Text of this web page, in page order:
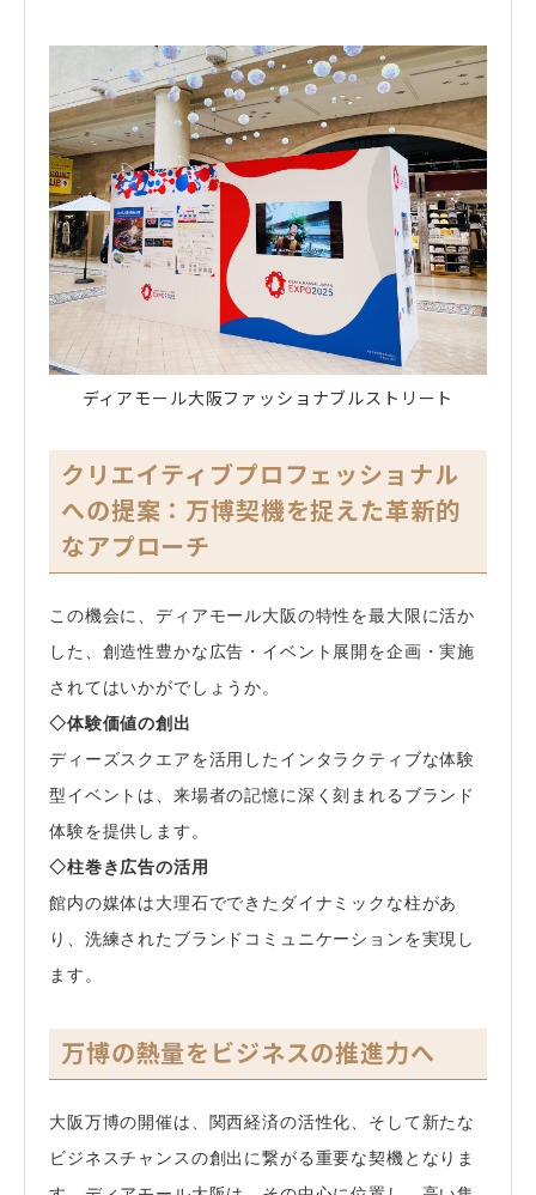
ディアモール大阪ファッショナブルストリート
クリエイティブプロフェッショナル
への提案：万博契機を捉えた革新的
なアプローチ
この機会に、ディアモール大阪の特性を最大限に活か
した、創造性豊かな広告・イベント展開を企画・実施
されてはいかがでしょうか。
◇体験価値の創出
ディーズスクエアを活用したインタラクティブな体験
型イベントは、来場者の記憶に深く刻まれるブランド
体験を提供します。
◇柱巻き広告の活用
館内の媒体は大理石でできたダイナミックな柱があ
り、洗練されたブランドコミュニケーションを実現し
ます。
万博の熱量をビジネスの推進力へ
大阪万博の開催は、関西経済の活性化、そして新たな
ビジネスチャンスの創出に繋がる重要な契機となりま